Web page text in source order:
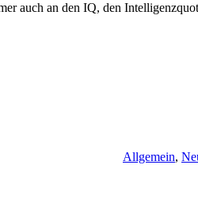
auch an den IQ, den
Allgemein,